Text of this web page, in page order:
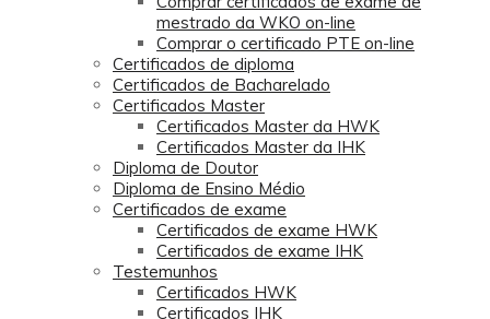
mestrado da WKO on-line
Comprar o certificado PTE on-line
Certificados de diploma
Certificados de Bacharelado
Certificados Master
Certificados Master da HWK
Certificados Master da IHK
Diploma de Doutor
Diploma de Ensino Médio
Certificados de exame
Certificados de exame HWK
Certificados de exame IHK
Testemunhos
Certificados HWK
Certificados IHK